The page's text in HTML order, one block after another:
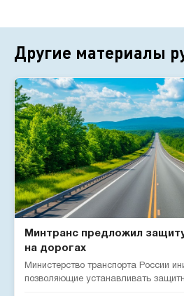
Другие материалы
Минтранс предложил
на дорогах
Министерство транспорта России
позволяющие устанавливать